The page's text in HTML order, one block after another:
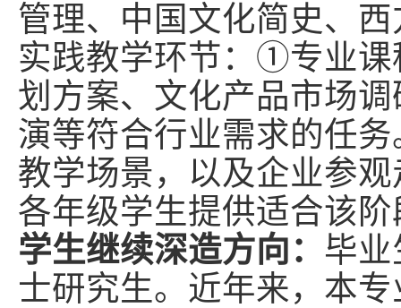
管理、中国文化简史、
实践教学环节：①专业课
划方案、文化产品市场
演等符合行业需求的任
教学场景，以及企业参
各年级学生提供适合该
学生继续深造方向： 毕
士研究生。近年来，本